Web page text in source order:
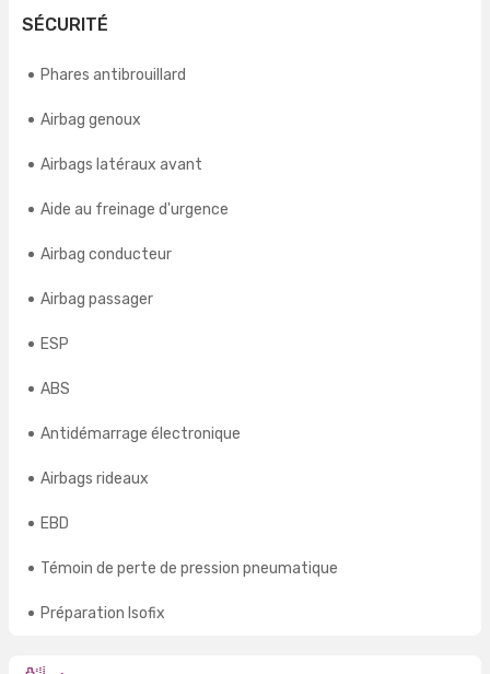
SÉCURITÉ
Phares antibrouillard
Airbag genoux
Airbags latéraux avant
Aide au freinage d'urgence
Airbag conducteur
Airbag passager
ESP
ABS
Antidémarrage électronique
Airbags rideaux
EBD
Témoin de perte de pression pneumatique
Préparation Isofix